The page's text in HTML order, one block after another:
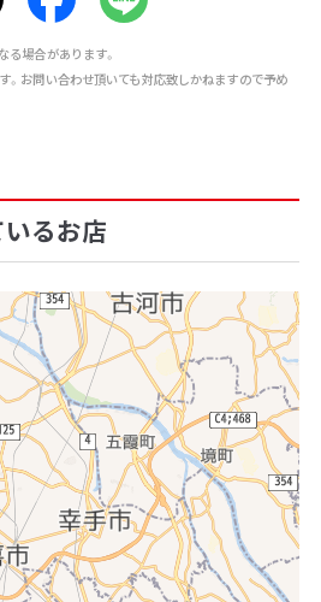
場合があります。
お問い合わせ頂いても対応致しかねますので予め
るお店